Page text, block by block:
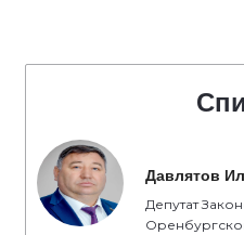
Давлятов
Депутат